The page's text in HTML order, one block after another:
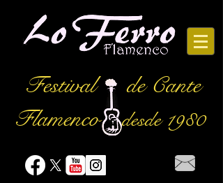
Festival
de Cante
Flamencodesde 1980